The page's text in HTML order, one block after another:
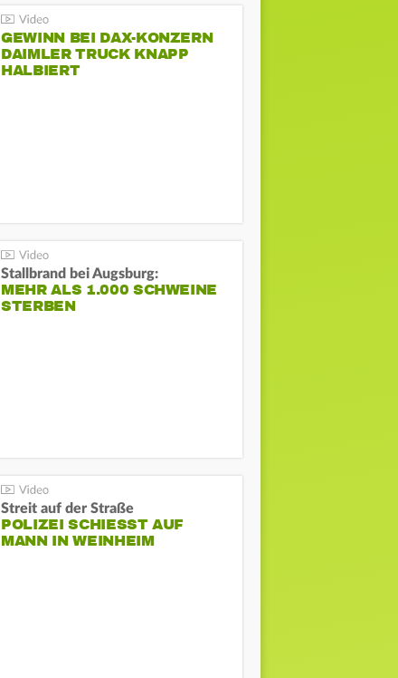
GEWINN BEI DAX-KONZERN
DAIMLER TRUCK KNAPP
HALBIERT
Stallbrand bei Augsburg:
MEHR ALS 1.000 SCHWEINE
STERBEN
Streit auf der Straße
POLIZEI SCHIESST AUF M
ANN IN WEINHEIM